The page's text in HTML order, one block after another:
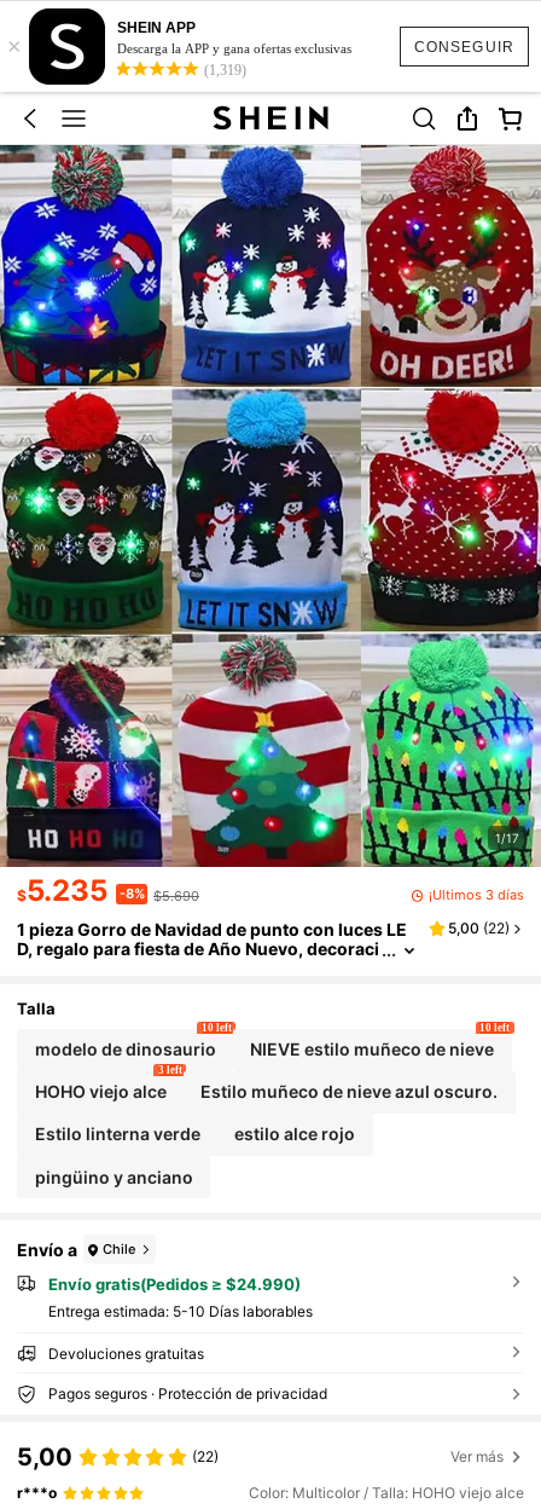
CONSEGUIR
×
SHEIN APP
Descarga la APP y gana ofertas exclusivas
(1,319)
1/17
$5.235 -8% $5.690 ¡Últimos 3 días
1 pieza Gorro de Navidad de punto con luces LE
D, regalo para fiesta de Año Nuevo, decoraci
5,00 (22)
Talla
modelo de dinosaurio
10 left
NIEVE estilo muñeco de nieve
10 left
HOHO viejo alce
3 left
Estilo muñeco de nieve azul oscuro.
Estilo linterna verde estilo alce rojo
pingüino y anciano
Envío a Chile
Envío gratis(Pedidos ≥ $24.990)
Entrega estimada: 5-10 Días laborables
Devoluciones gratuitas
Pagos seguros · Protección de privacidad
5,00 (22) Ver más
r***o Color: Multicolor / Talla: HOHO viejo alce